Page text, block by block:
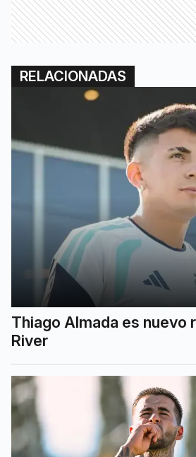
RELACIONADAS
Thiago Almada es nuevo
River